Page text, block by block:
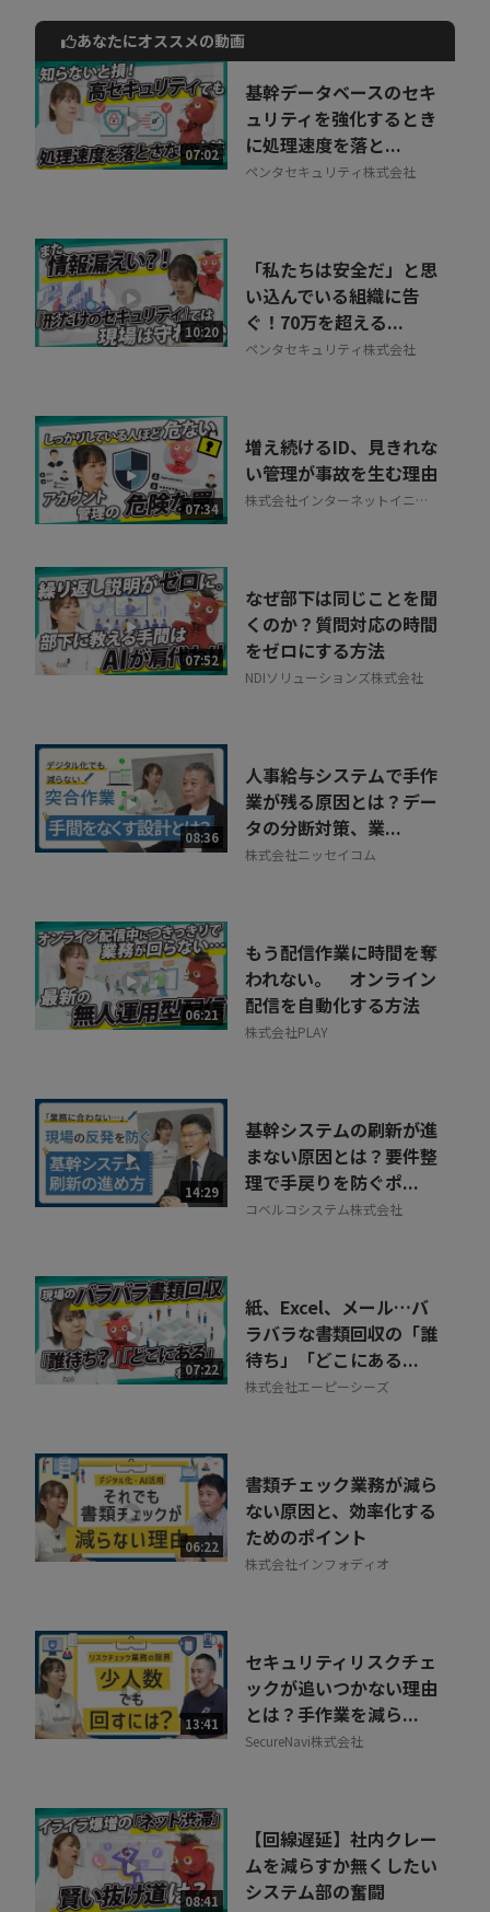
動画でご紹介しているサービスについて
お気軽にご相談・ご質問いただけます！
30秒でお申し込み可能
相談を希望する 無料
あなたにオススメの動画
07:02
基幹データベースのセキ
ュリティを強化するとき
に処理速度を落と...
ペンタセキュリティ株式会社
10:20
「私たちは安全だ」と思
い込んでいる組織に告
ぐ！70万を超える...
ペンタセキュリティ株式会社
07:34
増え続けるID、見きれな
い管理が事故を生む理由
株式会社インターネットイニシ
07:52
なぜ部下は同じことを聞
くのか？質問対応の時間
をゼロにする方法
NDIソリューションズ株式会社
08:36
人事給与システムで手作
業が残る原因とは？デー
タの分断対策、業...
株式会社ニッセイコム
06:21
もう配信作業に時間を奪
われない。 オンライン
配信を自動化する方法
株式会社PLAY
14:29
基幹システムの刷新が進
まない原因とは？要件整
理で手戻りを防ぐポ...
コベルコシステム株式会社
07:22
紙、Excel、メール…バ
ラバラな書類回収の「誰
待ち」「どこにある...
株式会社エーピーシーズ
06:22
書類チェック業務が減ら
ない原因と、効率化する
ためのポイント
株式会社インフォディオ
13:41
セキュリティリスクチェ
ックが追いつかない理由
とは？手作業を減ら...
SecureNavi株式会社
08:41
【回線遅延】社内クレー
ムを減らすか無くしたい
システム部の奮闘